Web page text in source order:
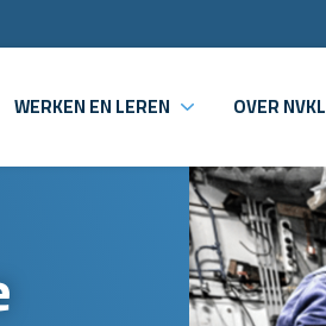
WERKEN EN LEREN OVER NVKL